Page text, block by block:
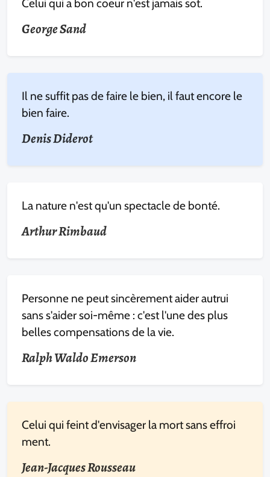
George Sand
Il ne suffit pas de faire le bien, il faut encore le
bien faire.
Denis Diderot
La nature n'est qu'un spectacle de bonté.
Arthur Rimbaud
Personne ne peut sincèrement aider autrui
sans s'aider soi-même : c'est l'une des plus
belles compensations de la vie.
Ralph Waldo Emerson
Celui qui feint d'envisager la mort sans effroi
ment.
Jean-Jacques Rousseau